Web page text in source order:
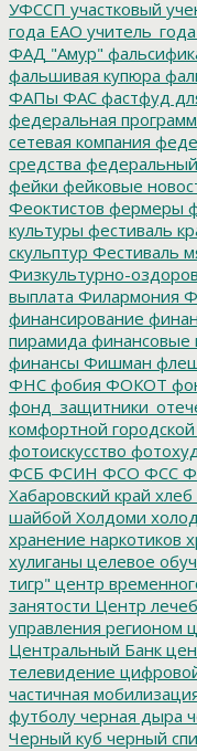
УФССП участковый
года ЕАО учитель_года
ФАД "Амур"
фальшивая купюра
ФАПы ФАС фастфуд
федеральная
сетевая компания
средства
фейки фейковые
Феоктистов фермеры
культуры фестиваль
скульптур Фестиваль
Физкультурно-
выплата Филармония
финансирование
пирамида финансовые
финансы Фишман
ФНС фобия ФОКОТ
комфортной
фотоискусство
ФСБ ФСИН ФСО ФСС
Хабаровский край хлеб
шайбой Холдоми
хранение наркотиков
хулиганы целевое
тигр" центр
занятости Центр
управления регионом
Центральный Банк
телевидение
частичная
футболу черная дыра
Черный куб черный